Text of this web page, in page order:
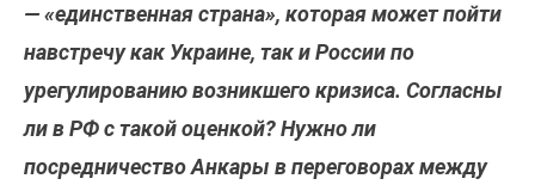
— «единственная страна», которая может пойти
навстречу как Украине, так и России по
урегулированию возникшего кризиса. Согласны
ли в РФ с такой оценкой? Нужно ли
посредничество Анкары в переговорах между